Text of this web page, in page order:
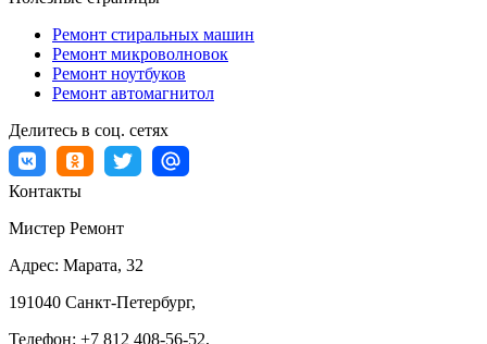
Ремонт стиральных машин
Ремонт микроволновок
Ремонт ноутбуков
Ремонт автомагнитол
Делитесь в соц. сетях
Контакты
Мистер Ремонт
Адрес: Марата, 32
191040 Санкт-Петербург,
Телефон: +7 812 408-56-52,